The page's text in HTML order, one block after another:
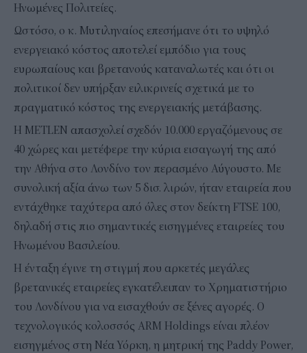
Ηνωμένες Πολιτείες.
Ωστόσο, ο κ. Μυτιληναίος επεσήμανε ότι το υψηλό
ενεργειακό κόστος αποτελεί εμπόδιο για τους
ευρωπαίους και βρετανούς καταναλωτές και ότι οι
πολιτικοί δεν υπήρξαν ειλικρινείς σχετικά με το
πραγματικό κόστος της ενεργειακής μετάβασης.
Η METLEN απασχολεί σχεδόν 10.000 εργαζόμενους σε
40 χώρες και μετέφερε την κύρια εισαγωγή της από
την Αθήνα στο Λονδίνο τον περασμένο Αύγουστο. Με
συνολική αξία άνω των 5 δισ. λιρών, ήταν εταιρεία που
εντάχθηκε ταχύτερα από όλες στον δείκτη FTSE 100,
δηλαδή στις πιο σημαντικές εισηγμένες εταιρείες του
Ηνωμένου Βασιλείου.
Η ένταξη έγινε τη στιγμή που αρκετές μεγάλες
βρετανικές εταιρείες εγκατέλειπαν το Χρηματιστήριο
του Λονδίνου για να εισαχθούν σε ξένες αγορές. Ο
τεχνολογικός κολοσσός ARM Holdings είναι πλέον
εισηγμένος στη Νέα Υόρκη, η μητρική της Paddy Power,